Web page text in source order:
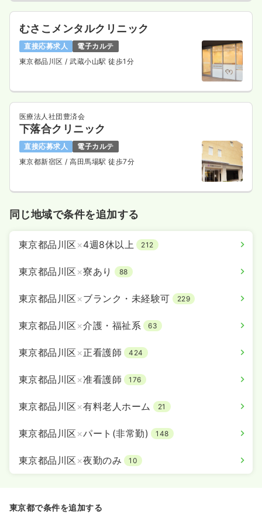
むさこメンタルクリニック
直接応募求人
電子カルテ
東京都品川区/ 武蔵小山駅 徒歩1分
医療法人社団豊済会
下落合クリニック
直接応募求人
電子カルテ
東京都新宿区/ 高田馬場駅 徒歩7分
同じ地域で条件を追加する
東京都品川区 ×4週8休以上 212
東京都品川区 ×寮あり 88
東京都品川区 ×ブランク・未経験可 229
東京都品川区 ×介護・福祉系 63
東京都品川区 ×正看護師 424
東京都品川区 ×准看護師 176
東京都品川区 ×有料老人ホーム 21
東京都品川区 ×パート(非常勤) 148
東京都品川区 ×夜勤のみ 10
東京都で条件を追加する